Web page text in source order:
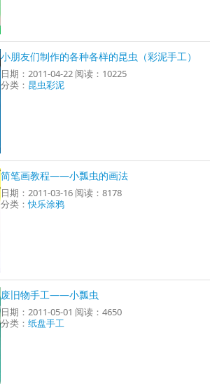
小朋友们制作的各种各样的昆虫（彩泥手工）
日期：2011-04-22 阅读：10225
分类： 昆虫彩泥
简笔画教程——小瓢虫的画法
日期：2011-03-16 阅读：8178
分类：快乐涂鸦
废旧物手工——小瓢虫
日期：2011-05-01 阅读：4650
分类：纸盘手工